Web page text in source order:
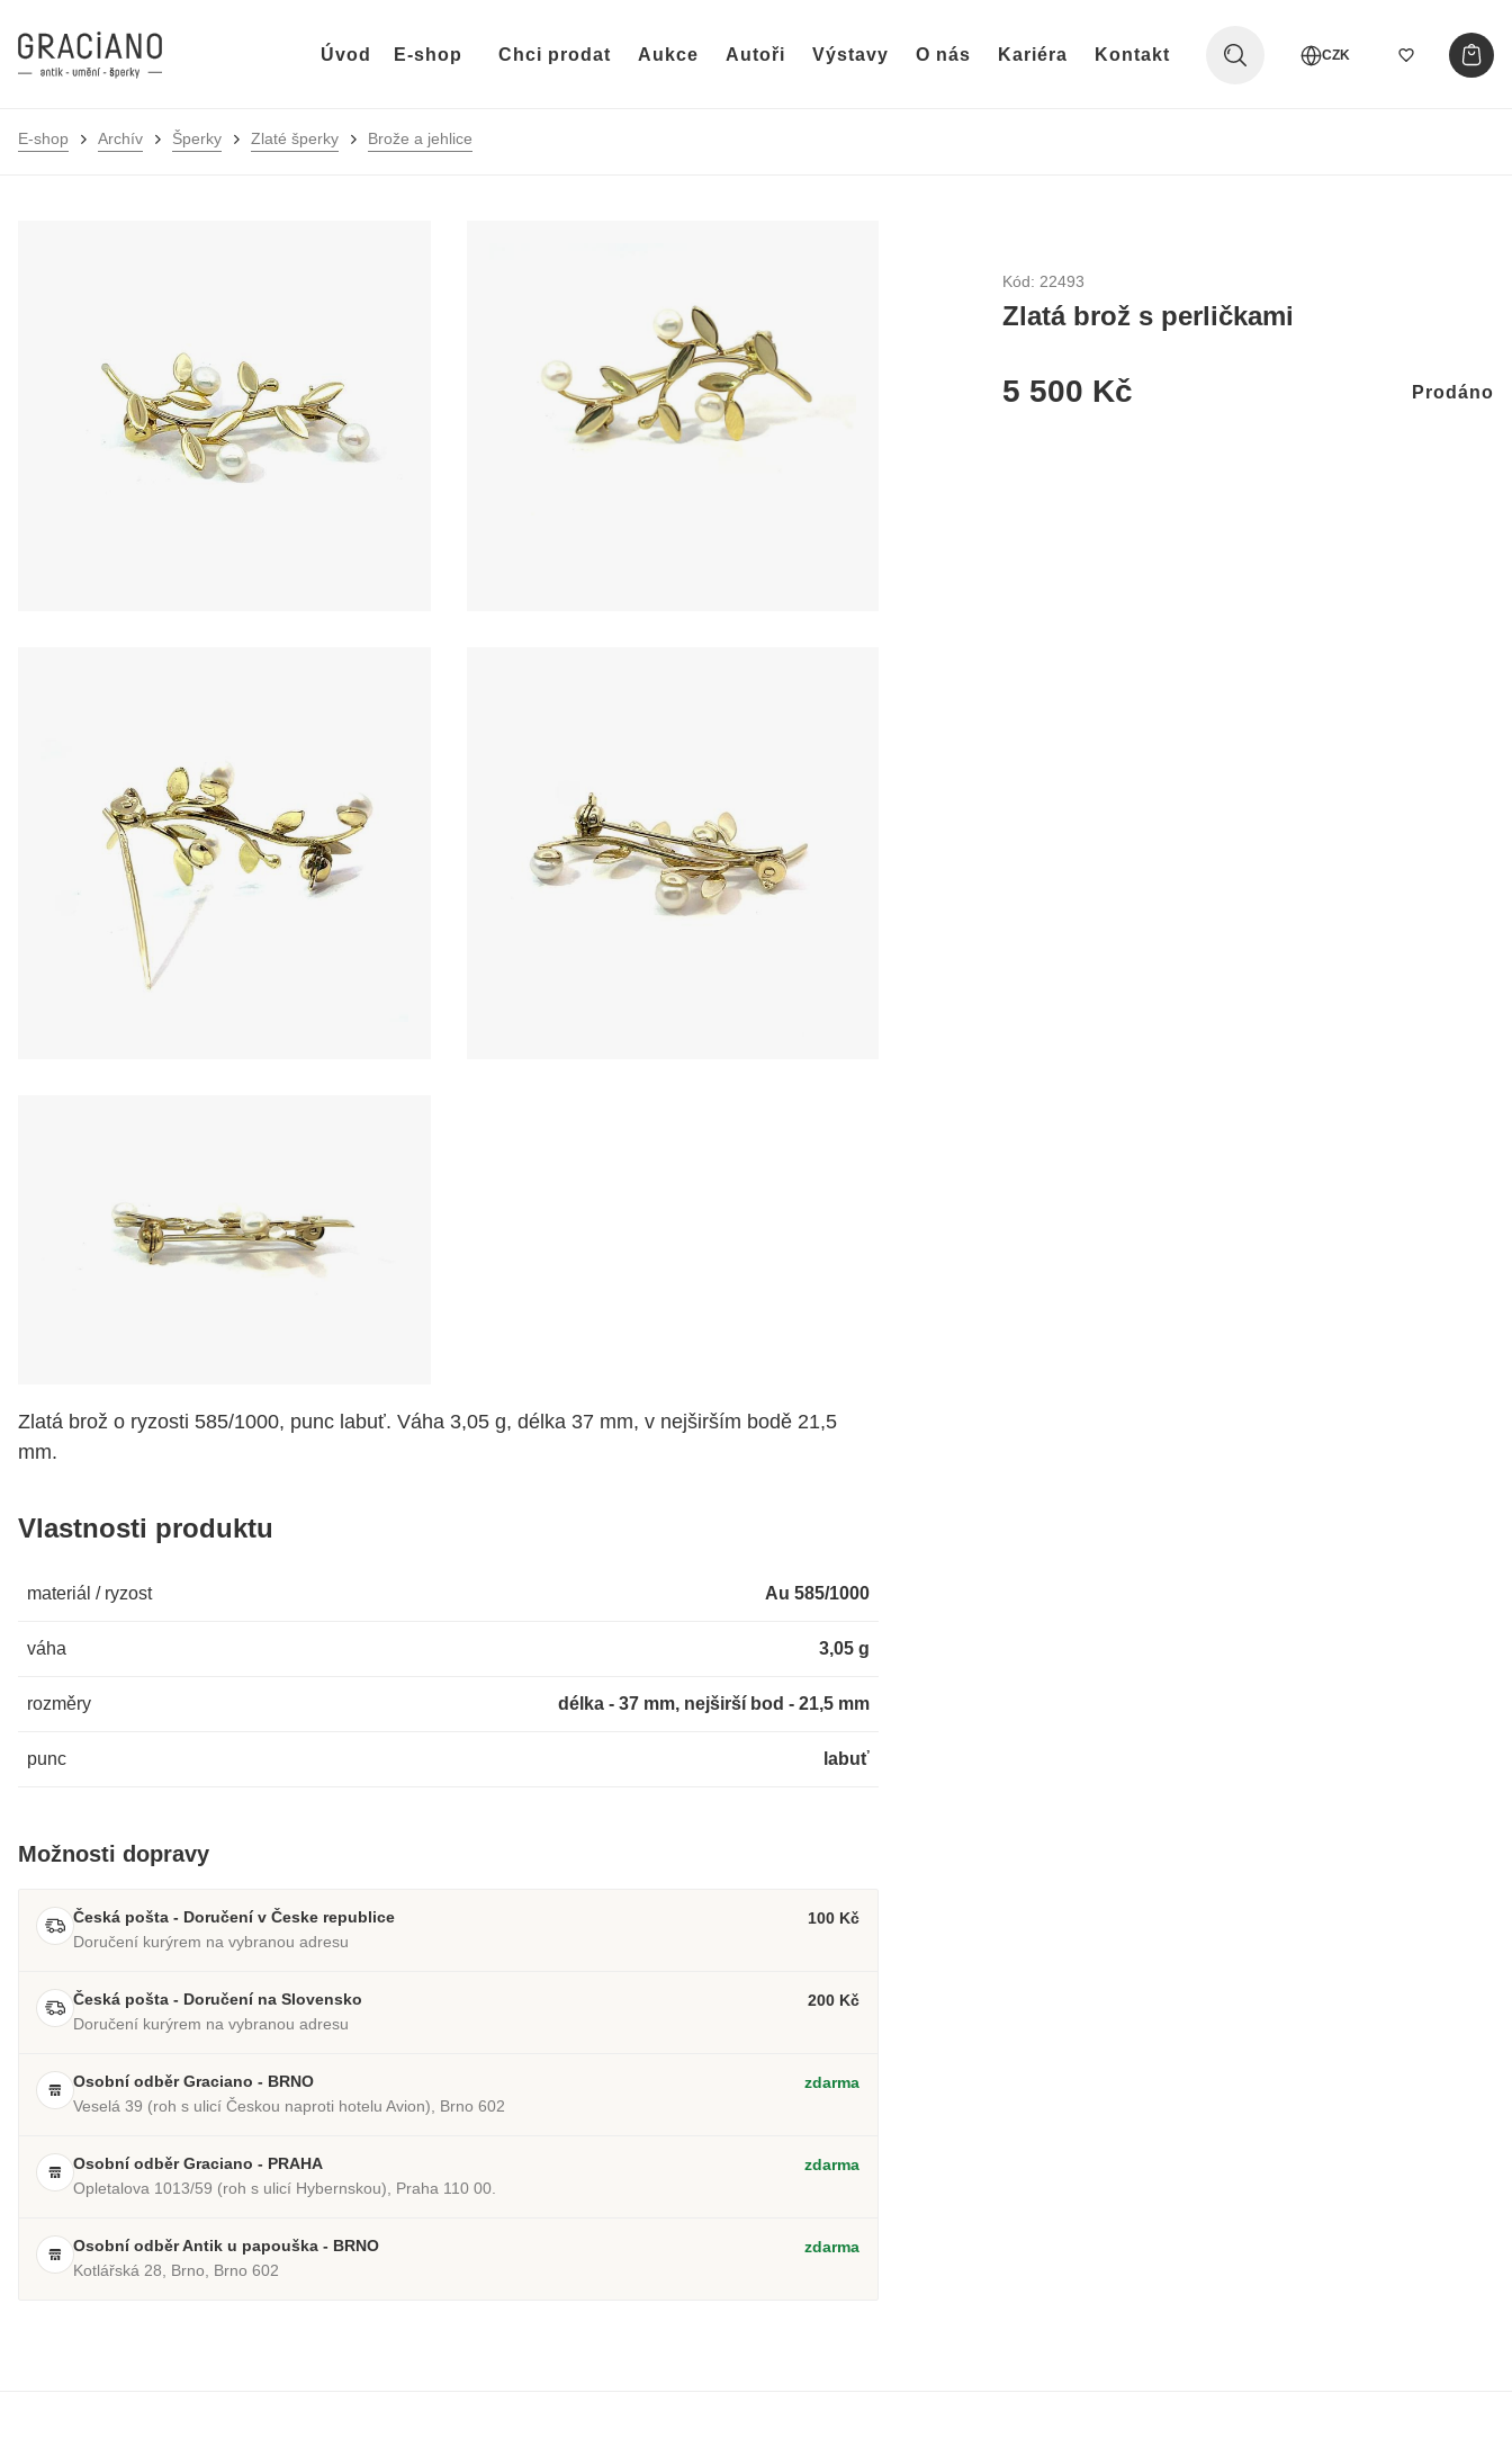
Úvod E-shop Chci prodat Aukce Autoři Výstavy O nás Kariéra Kontakt CZK
E-shop Archív Šperky Zlaté šperky Brože a jehlice
Kód: 22493
Zlatá brož s perličkami
5 500 Kč Prodáno
Zlatá brož o ryzosti 585/1000, punc labuť. Váha 3,05 g, délka 37 mm, v nejširším bodě 21,5
mm.
Vlastnosti produktu
materiál / ryzost Au 585/1000
váha 3,05 g
rozměry délka - 37 mm, nejširší bod - 21,5 mm
punc labuť
Možnosti dopravy
Česká pošta - Doručení v Česke republice
Doručení kurýrem na vybranou adresu
100 Kč
Česká pošta - Doručení na Slovensko
Doručení kurýrem na vybranou adresu
200 Kč
Osobní odběr Graciano - BRNO
Veselá 39 (roh s ulicí Českou naproti hotelu Avion), Brno 602
zdarma
Osobní odběr Graciano - PRAHA
Opletalova 1013/59 (roh s ulicí Hybernskou), Praha 110 00.
zdarma
Osobní odběr Antik u papouška - BRNO
Kotlářská 28, Brno, Brno 602
zdarma